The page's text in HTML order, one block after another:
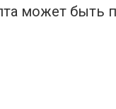
может быть